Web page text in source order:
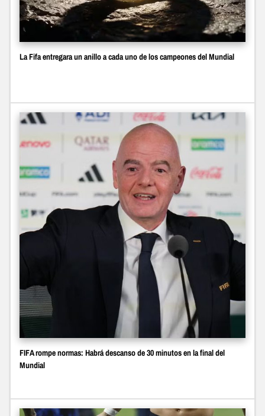
La Fifa entregara un anillo a cada uno de los campeones del Mundial
FIFA rompe normas: Habrá descanso de 30 minutos en la final del
Mundial